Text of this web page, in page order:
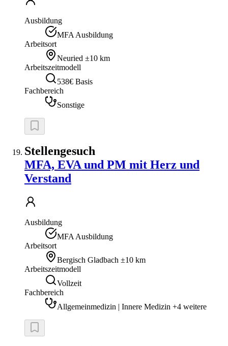
Ausbildung
MFA Ausbildung
Arbeitsort
Neuried ±10 km
Arbeitszeitmodell
538€ Basis
Fachbereich
Sonstige
Stellengesuch
MFA, EVA und PM mit Herz und
Verstand
Ausbildung
MFA Ausbildung
Arbeitsort
Bergisch Gladbach ±10 km
Arbeitszeitmodell
Vollzeit
Fachbereich
Allgemeinmedizin | Innere Medizin +4 weitere